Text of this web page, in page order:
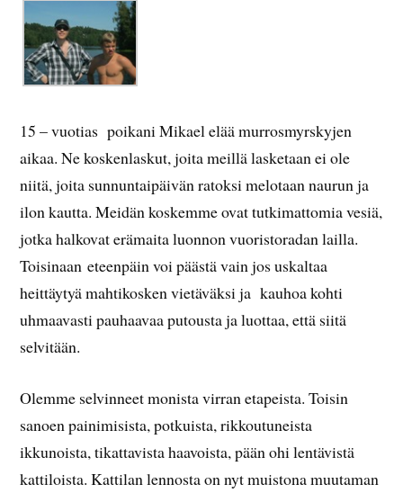
15 – vuotias poikani Mikael elää murrosmyrskyjen
aikaa. Ne koskenlaskut, joita meillä lasketaan ei ole
niitä, joita sunnuntaipäivän ratoksi melotaan naurun ja
ilon kautta. Meidän koskemme ovat tutkimattomia vesiä,
jotka halkovat erämaita luonnon vuoristoradan lailla.
Toisinaan eteenpäin voi päästä vain jos uskaltaa
heittäytyä mahtikosken vietäväksi ja kauhoa kohti
uhmaavasti pauhaavaa putousta ja luottaa, että siitä
selvitään.
Olemme selvinneet monista virran etapeista. Toisin
sanoen painimisista, potkuista, rikkoutuneista
ikkunoista, tikattavista haavoista, pään ohi lentävistä
kattiloista. Kattilan lennosta on nyt muistona muutaman